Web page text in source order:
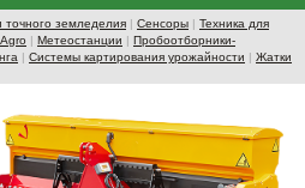
точного земледелия | Сенсоры | Техника для
| Метеостанции | Пробоотборники-
| Системы картирования урожайности | Жатки